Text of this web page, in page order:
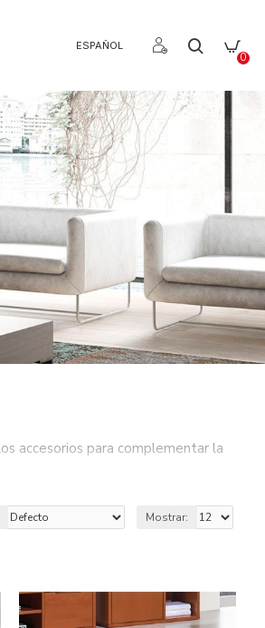
ESPAÑOL
0
accesorios para complementar la
innovadoras!
Mostrar: